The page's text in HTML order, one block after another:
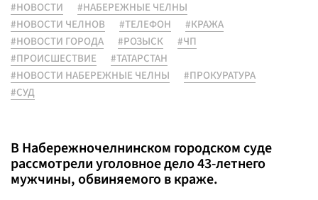
#НОВОСТИ
#НАБЕРЕЖНЫЕ ЧЕЛНЫ
#НОВОСТИ ЧЕЛНОВ
#ТЕЛЕФОН
#КРАЖА
#НОВОСТИ ГОРОДА
#РОЗЫСК
#ЧП
#ПРОИСШЕСТВИЕ
#ТАТАРСТАН
#НОВОСТИ НАБЕРЕЖНЫЕ ЧЕЛНЫ
#ПРОКУРАТУРА
#СУД
В Набережночелнинском городском суде
рассмотрели уголовное дело 43-летнего
мужчины, обвиняемого в краже.